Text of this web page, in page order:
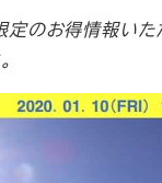
定のお得情報い